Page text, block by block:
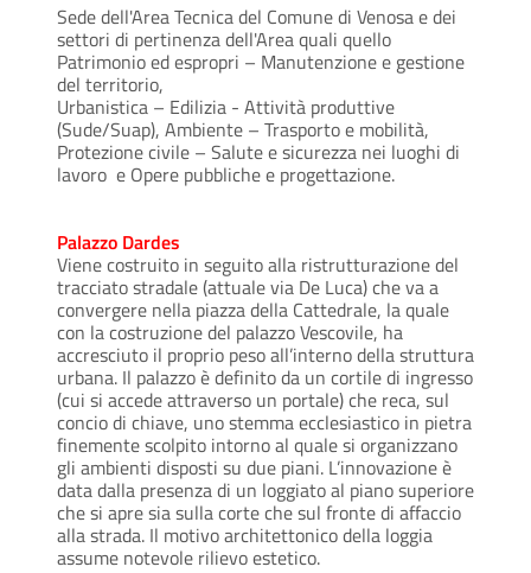
Sede dell'Area Tecnica del Comune di Venosa e dei
settori di pertinenza dell'Area quali quello
Patrimonio ed espropri – Manutenzione e gestione
del territorio,
Urbanistica – Edilizia - Attività produttive
(Sude/Suap), Ambiente – Trasporto e mobilità,
Protezione civile – Salute e sicurezza nei luoghi di
lavoro e Opere pubbliche e progettazione.
Palazzo Dardes
Viene costruito in seguito alla ristrutturazione del
tracciato stradale (attuale via De Luca) che va a
convergere nella piazza della Cattedrale, la quale
con la costruzione del palazzo Vescovile, ha
accresciuto il proprio peso all’interno della struttura
urbana. Il palazzo è definito da un cortile di ingresso
(cui si accede attraverso un portale) che reca, sul
concio di chiave, uno stemma ecclesiastico in pietra
finemente scolpito intorno al quale si organizzano
gli ambienti disposti su due piani. L’innovazione è
data dalla presenza di un loggiato al piano superiore
che si apre sia sulla corte che sul fronte di affaccio
alla strada. Il motivo architettonico della loggia
assume notevole rilievo estetico.